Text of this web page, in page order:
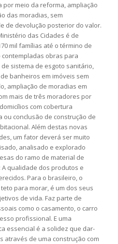
por meio da reforma, ampliação
das moradias, sem
de devolução posterior do valor.
das Cidades é de
mil famílias até o término de
contempladas obras para
sistema de esgoto sanitário,
banheiros em imóveis sem
ampliação de moradias em
mais de três moradores por
com cobertura
ou conclusão de construção de
Além destas novas
um fator deverá ser muito
analisado e explorado
do ramo de material de
A qualidade dos produtos e
Para o brasileiro, o
para morar, é um dos seus
de vida. Faz parte de
como o casamento, o carro
profissional. E uma
essencial é a solidez que dar-
através de uma construção com